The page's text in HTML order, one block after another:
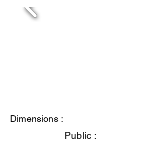
Dimensions :
Public :